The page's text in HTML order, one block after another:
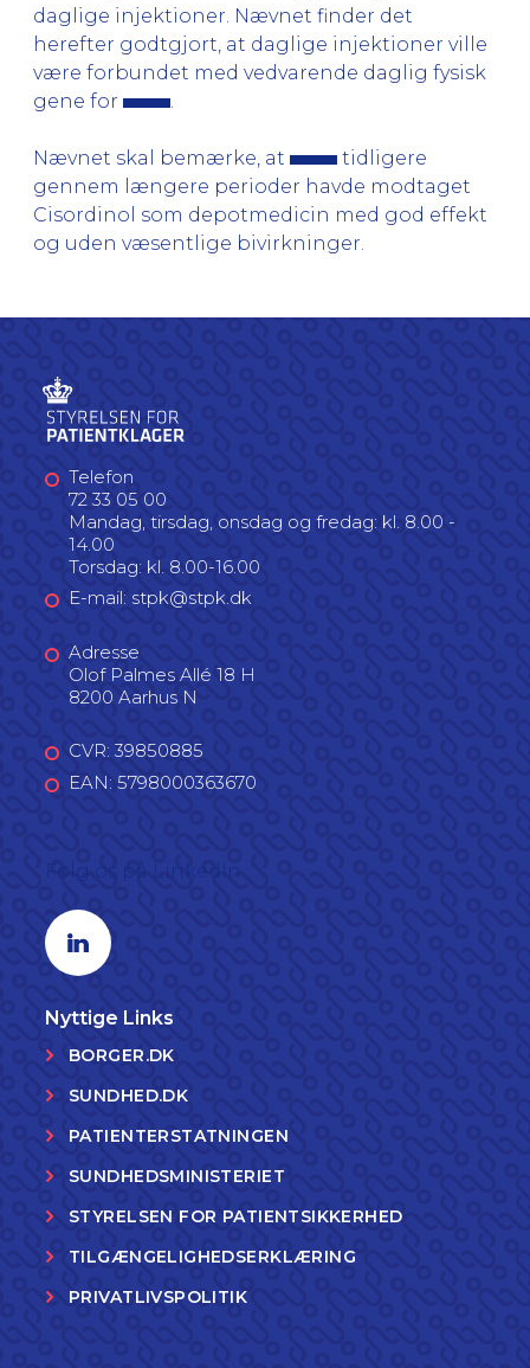
daglige injektioner. Nævnet finder det
herefter godtgjort, at daglige injektioner ville
være forbundet med vedvarende daglig fysisk
gene for
Nævnet skal bemærke, at
tidligere
gennem længere perioder havde modtaget
Cisordinol som depotmedicin med god effekt
og uden væsentlige bivirkninger.
Telefon
72 33 05 00
Mandag, tirsdag, onsdag og fredag: kl. 8.00 -
14.00
Torsdag: kl. 8.00-16.00
E-mail: stpk@stpk.dk
Adresse
Olof Palmes Allé 18 H
8200 Aarhus N
CVR: 39850885
EAN: 5798000363670
Linkedin profil
Nyttige Links
BORGER.DK
SUNDHED.DK
PATIENTERSTATNINGEN
SUNDHEDSMINISTERIET
STYRELSEN FOR PATIENTSIKKERHED
TILGÆNGELIGHEDSERKLÆRING
PRIVATLIVSPOLITIK